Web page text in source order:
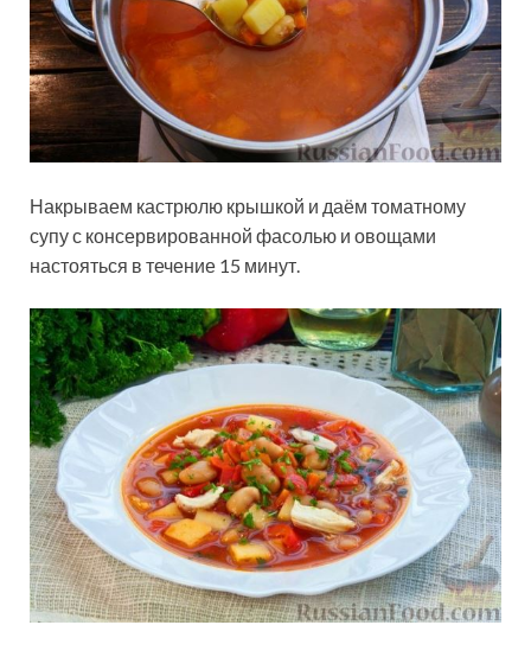
Накрываем кастрюлю крышкой и даём томатному
супу с консервированной фасолью и овощами
настояться в течение 15 минут.